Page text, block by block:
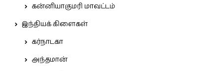
கன்னியாகுமரி மாவட்டம்
இந்தியக் கிளைகள்
கர்நாடகா
அந்தமான்